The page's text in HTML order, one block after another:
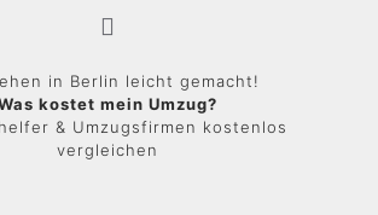
in Berlin leicht gemacht!
kostet mein Umzug?
& Umzugsfirmen kostenlos
vergleichen